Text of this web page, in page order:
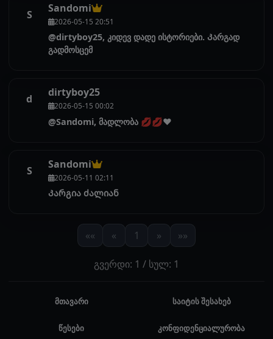
S Sandomi
2026-05-15 20:51
@dirtyboy25, კიდევ დადე ისტორიები. Კარგად
გადმოსცემ
d dirtyboy25
2026-05-15 00:02
@Sandomi, მადლობა 💋💋❤️
S Sandomi
2026-05-11 02:11
Კარგია ძალიან
«« « 1 » »»
გვერდი: 1 / სულ: 1
მთავარი საიტის შესახებ
წესები კონფიდენციალურობა